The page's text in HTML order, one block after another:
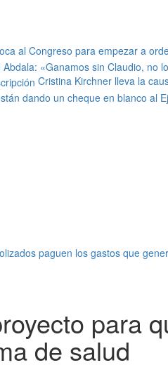
Cristina Kirchner lleva la
paguen los gastos que
para
de salud